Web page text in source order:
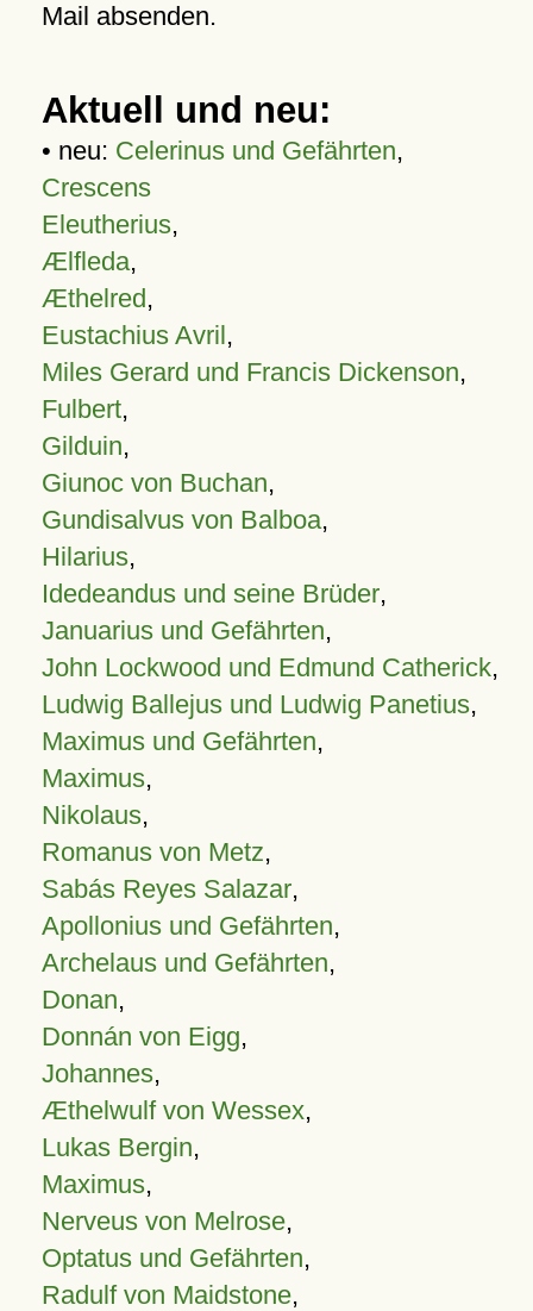
Mail absenden.
Aktuell und neu:
• neu: Celerinus und Gefährten,
Crescens
Eleutherius,
Ælfleda,
Æthelred,
Eustachius Avril,
Miles Gerard und Francis Dickenson,
Fulbert,
Gilduin,
Giunoc von Buchan,
Gundisalvus von Balboa,
Hilarius,
Idedeandus und seine Brüder,
Januarius und Gefährten,
John Lockwood und Edmund Catherick,
Ludwig Ballejus und Ludwig Panetius,
Maximus und Gefährten,
Maximus,
Nikolaus,
Romanus von Metz,
Sabás Reyes Salazar,
Apollonius und Gefährten,
Archelaus und Gefährten,
Donan,
Donnán von Eigg,
Johannes,
Æthelwulf von Wessex,
Lukas Bergin,
Maximus,
Nerveus von Melrose,
Optatus und Gefährten,
Radulf von Maidstone,